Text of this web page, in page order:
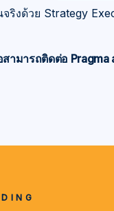
ริงด้วย Strategy
ามารถติดต่อ Pragma